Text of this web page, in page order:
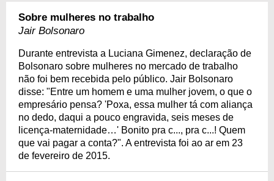
Sobre mulheres no trabalho
Jair Bolsonaro
Durante entrevista a Luciana Gimenez, declaração de
Bolsonaro sobre mulheres no mercado de trabalho
não foi bem recebida pelo público. Jair Bolsonaro
disse: "Entre um homem e uma mulher jovem, o que o
empresário pensa? 'Poxa, essa mulher tá com aliança
no dedo, daqui a pouco engravida, seis meses de
licença-maternidade…' Bonito pra c..., pra c...! Quem
que vai pagar a conta?". A entrevista foi ao ar em 23
de fevereiro de 2015.